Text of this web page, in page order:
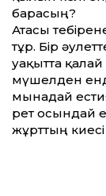
барасың?
Атасы
тұр. Бір
уақытта
мүшелден
мынадай
рет осындай
жұрттың